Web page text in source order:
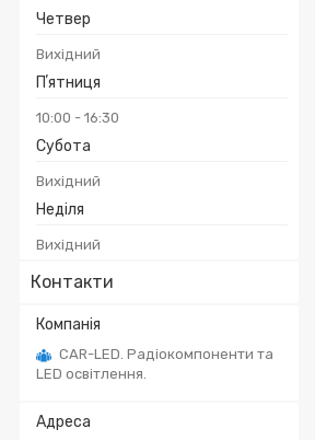
Четвер
Вихідний
Пʼятниця
10:00 16:30
Субота
Вихідний
Неділя
Вихідний
Контакти
CAR-LED. Радіокомпоненти та
LED освітлення.